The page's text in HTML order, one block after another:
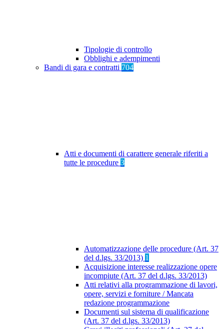
Tipologie di controllo
Obblighi e adempimenti
Bandi di gara e contratti 704
Atti e documenti di carattere generale riferiti a
tutte le procedure 3
Automatizzazione delle procedure (Art. 37
del d.lgs. 33/2013) 1
Acquisizione interesse realizzazione opere
incompiute (Art. 37 del d.lgs. 33/2013)
Atti relativi alla programmazione di lavori,
opere, servizi e forniture / Mancata
redazione programmazione
Documenti sul sistema di qualificazione
(Art. 37 del d.lgs. 33/2013)